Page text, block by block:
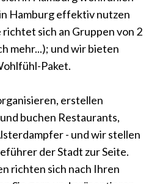
Hamburg effektiv nutzen
richtet sich an Gruppen von 2
mehr...); und wir bieten
Paket.
erstellen
buchen Restaurants,
- und wir stellen
der Stadt zur Seite.
richten sich nach Ihren